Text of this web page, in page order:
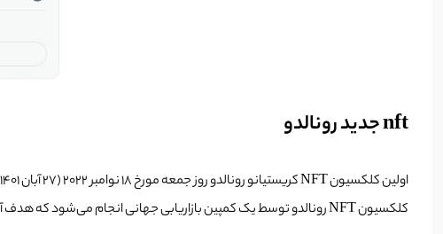
nft جدید رونالدو
کلکسیون NFT رونالدو توسط یک کمپین بازاریابی جهانی انجام می‌شود که هدف آن معرفی دنیای